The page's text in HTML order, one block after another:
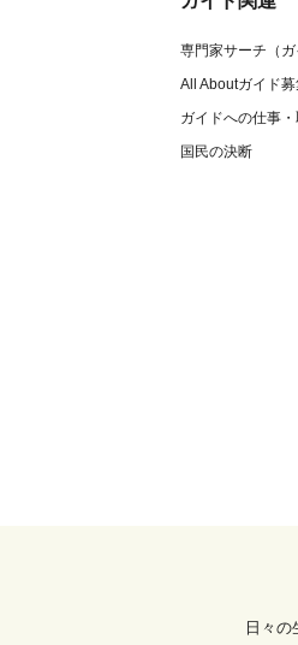
専門家サーチ（ガ
All Aboutガイド
ガイドへの仕事
国民の決断
日々の